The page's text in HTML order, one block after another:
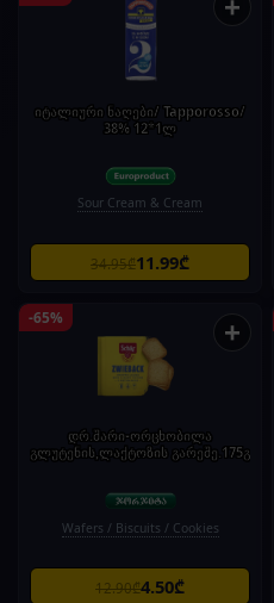
+
იტალიური ნაღები/ Tapporosso/
38% 12*1ლ
Sour Cream & Cream
34.95₾11.99₾
-65% +
დრ.შარი-ორცხობილა
გლუტენის,ლაქტოზის გარეშე.175გ
Wafers / Biscuits / Cookies
12.90₾4.50₾